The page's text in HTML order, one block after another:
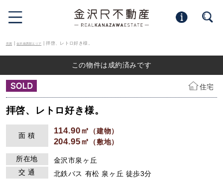
売買 |金沢南西部エリア | 拝啓、レトロ好き様。
この物件は成約済みです
住宅
拝啓、レトロ好き様。
面 積 114.90㎡ （建物）
204.95㎡ （敷地）
所在地
金沢市泉ヶ丘
交 通
北鉄バス 有松 泉ヶ丘 徒歩3分